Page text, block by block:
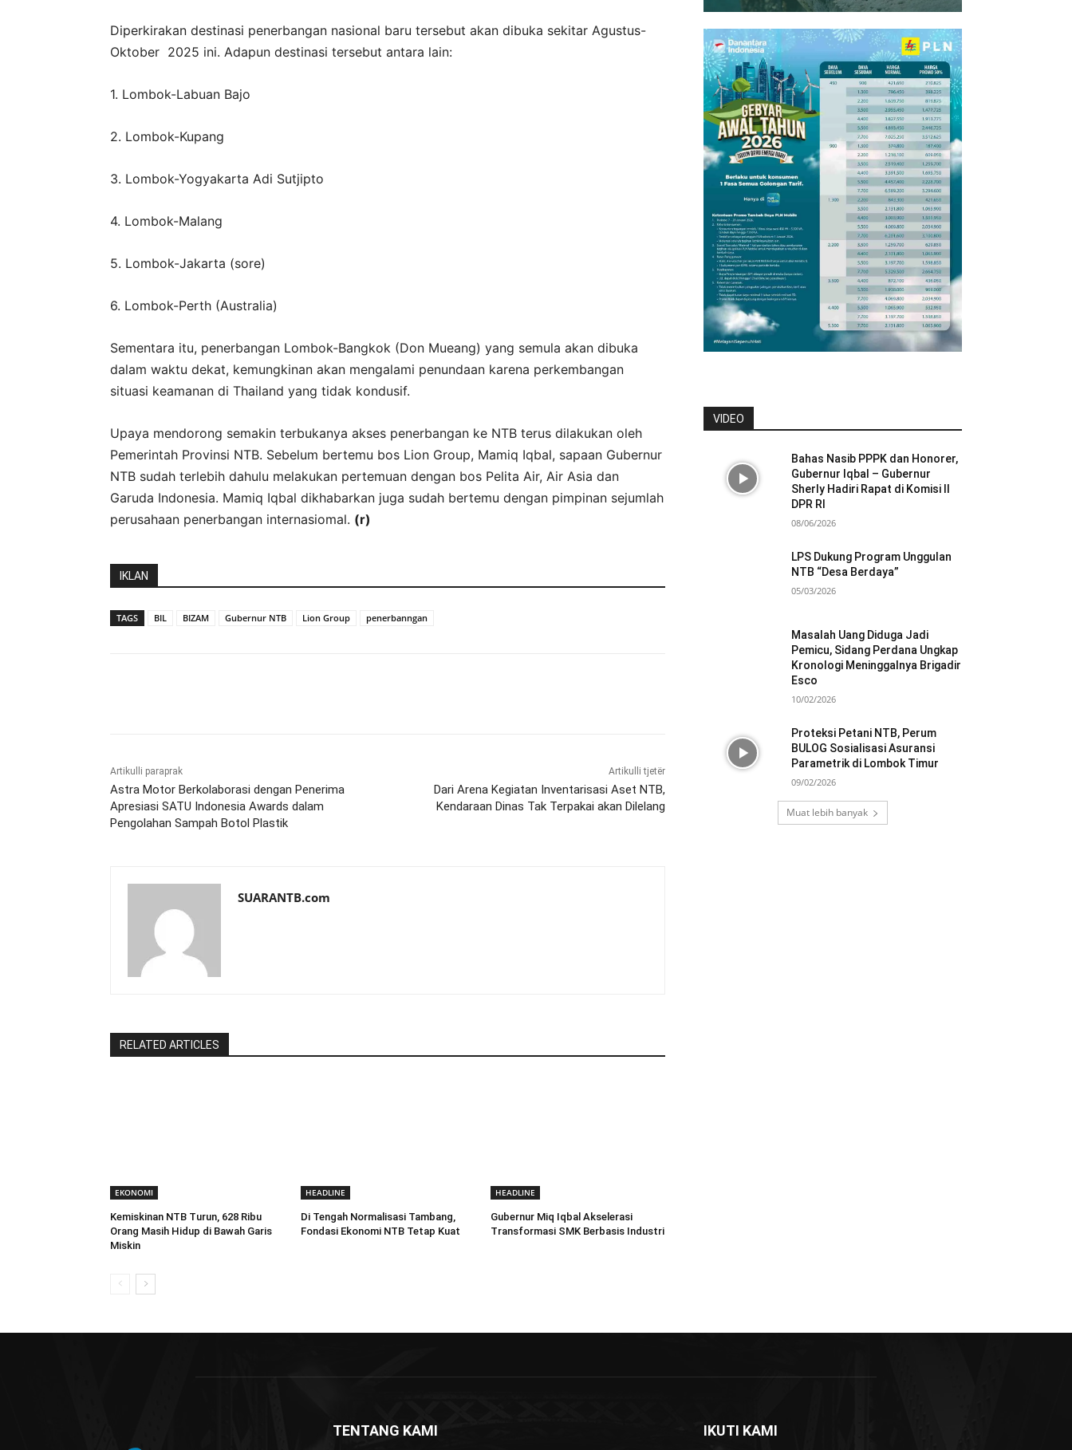
Diperkirakan destinasi penerbangan nasional baru tersebut akan dibuka sekitar Agustus-
Oktober 2025 ini. Adapun destinasi tersebut antara lain:
1. Lombok-Labuan Bajo
2. Lombok-Kupang
3. Lombok-Yogyakarta Adi Sutjipto
4. Lombok-Malang
5. Lombok-Jakarta (sore)
6. Lombok-Perth (Australia)
Sementara itu, penerbangan Lombok-Bangkok (Don Mueang) yang semula akan dibuka
dalam waktu dekat, kemungkinan akan mengalami penundaan karena perkembangan
situasi keamanan di Thailand yang tidak kondusif.
Upaya mendorong semakin terbukanya akses penerbangan ke NTB terus dilakukan oleh
Pemerintah Provinsi NTB. Sebelum bertemu bos Lion Group, Mamiq Iqbal, sapaan Gubernur
NTB sudah terlebih dahulu melakukan pertemuan dengan bos Pelita Air, Air Asia dan
Garuda Indonesia. Mamiq Iqbal dikhabarkan juga sudah bertemu dengan pimpinan sejumlah
perusahaan penerbangan internasiomal. (r)
IKLAN
TAGS BIL BIZAM Gubernur NTB Lion Group penerbanngan
Artikulli paraprak
Astra Motor Berkolaborasi dengan Penerima
Apresiasi SATU Indonesia Awards dalam
Pengolahan Sampah Botol Plastik
Artikulli tjetër
Dari Arena Kegiatan Inventarisasi Aset NTB,
Kendaraan Dinas Tak Terpakai akan Dilelang
SUARANTB.com
RELATED ARTICLES
EKONOMI
Kemiskinan NTB Turun, 628 Ribu
Orang Masih Hidup di Bawah Garis
Miskin
HEADLINE
Di Tengah Normalisasi Tambang,
Fondasi Ekonomi NTB Tetap Kuat
HEADLINE
Gubernur Miq Iqbal Akselerasi
Transformasi SMK Berbasis Industri
VIDEO
Bahas Nasib PPPK dan Honorer,
Gubernur Iqbal – Gubernur
Sherly Hadiri Rapat di Komisi II
DPR RI
08/06/2026
LPS Dukung Program Unggulan
NTB “Desa Berdaya”
05/03/2026
Masalah Uang Diduga Jadi
Pemicu, Sidang Perdana Ungkap
Kronologi Meninggalnya Brigadir
Esco
10/02/2026
Proteksi Petani NTB, Perum
BULOG Sosialisasi Asuransi
Parametrik di Lombok Timur
09/02/2026
Muat lebih banyak
TENTANG KAMI IKUTI KAMI